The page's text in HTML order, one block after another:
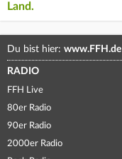
Land.
Du bist hier: www.FFH.de
RADIO
FFH Live
80er Radio
90er Radio
2000er Radio